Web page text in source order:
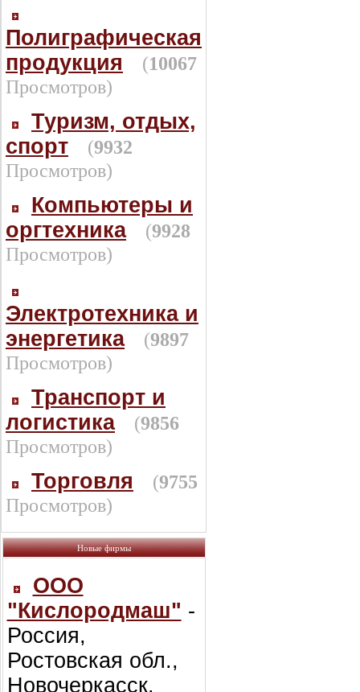
Полиграфическая
продукция
(10067
Просмотров)
Туризм, отдых,
спорт
(9932
Просмотров)
Компьютеры и
оргтехника
(9928
Просмотров)
Электротехника и
энергетика
(9897
Просмотров)
Транспорт и
логистика
(9856
Просмотров)
Торговля (9755
Просмотров)
Новые фирмы
ООО
"Кислородмаш" -
Россия,
Ростовская обл.,
Новочеркасск.